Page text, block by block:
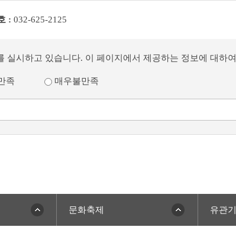
: 032-625-2125
실시하고 있습니다. 이 페이지에서 제공하는 정보에 대하
족 매우불만족
문화축제 유관